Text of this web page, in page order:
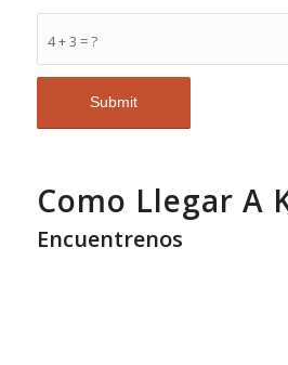
4 + 3 = ?
Como Llegar A
Encuentrenos